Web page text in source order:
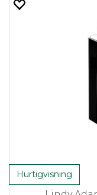
Hurtigvisning